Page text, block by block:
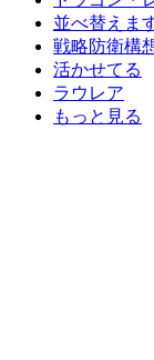
並べ替えま
戦略防衛構
活かせてる
ラウレア
もっと見る